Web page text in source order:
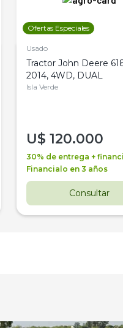
Ofertas Especiales
Usado
Tractor John Deere
2014, 4WD, DUAL
Isla Verde
U$ 120.000
30% de entrega +
Financialo en 3 años
Consultar